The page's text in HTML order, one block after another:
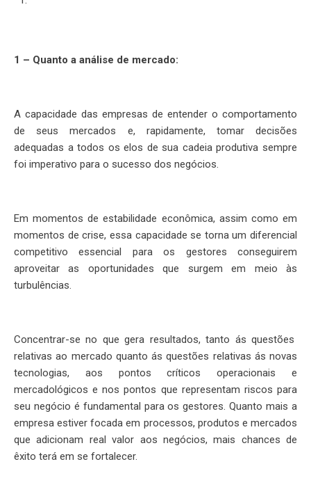
1 – Quanto a análise de mercado:
A capacidade das empresas de entender o comportamento
de seus mercados e, rapidamente, tomar decisões
adequadas a todos os elos de sua cadeia produtiva sempre
foi imperativo para o sucesso dos negócios.
Em momentos de estabilidade econômica, assim como em
momentos de crise, essa capacidade se torna um diferencial
competitivo essencial para os gestores conseguirem
aproveitar as oportunidades que surgem em meio às
turbulências.
Concentrar-se no que gera resultados, tanto ás questões
relativas ao mercado quanto ás questões relativas ás novas
tecnologias, aos pontos críticos operacionais e
mercadológicos e nos pontos que representam riscos para
seu negócio é fundamental para os gestores. Quanto mais a
empresa estiver focada em processos, produtos e mercados
que adicionam real valor aos negócios, mais chances de
êxito terá em se fortalecer.